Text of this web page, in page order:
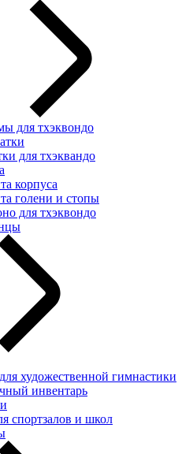
для тхэквондо
для тхэквандо
корпуса
голени и стопы
для тхэквондо
художественной гимнастики
инвентарь
спортзалов и школ